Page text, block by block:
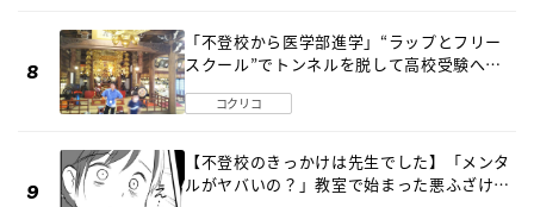
「不登校から医学部進学」“ラップとフリー
スクール”でトンネルを脱して高校受験へ
コクリコ
【不登校のきっかけは先生でした】「メンタ
ルがヤバいの？」教室で始まった悪ふざけ